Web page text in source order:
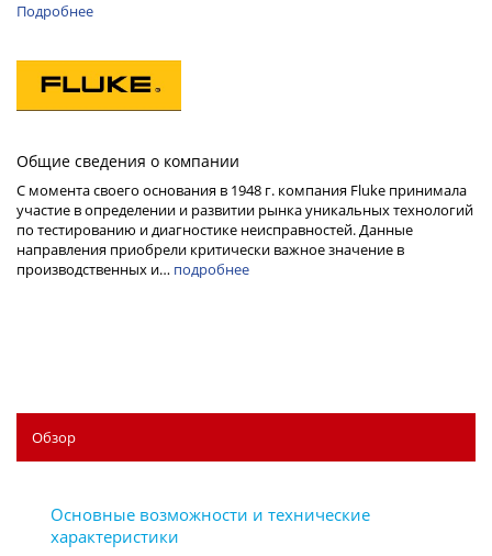
Подробнее
Общие сведения о компании
С момента своего основания в 1948 г. компания Fluke принимала
участие в определении и развитии рынка уникальных технологий
по тестированию и диагностике неисправностей. Данные
направления приобрели критически важное значение в
производственных и… подробнее
Обзор